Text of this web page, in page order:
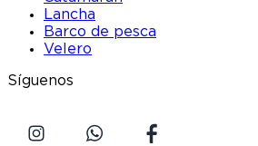
Lancha
Barco de pesca
Velero
Síguenos